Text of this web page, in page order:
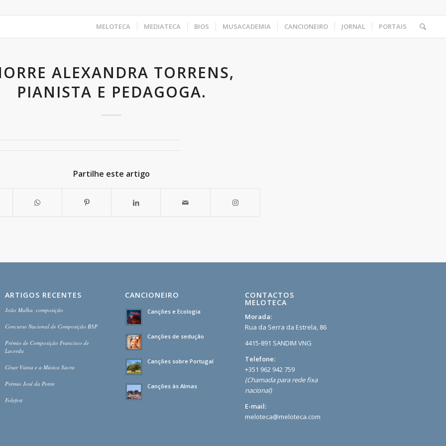
MELOTECA MEDIATECA BIOS MUSACADEMIA CANCIONEIRO JORNAL PORTAIS
ALEXANDRA TORRENS,
PIANISTA E PEDAGOGA.
Partilhe este artigo
ARTIGOS RECENTES
João Malha, composição
Concurso Nacional de Composição BSP
Prémio de Composição Francisco de
Lacerda
César Viana e a Música Sacra
Prémio José da Ponte
Folefest
CANCIONEIRO
Canções e Ecologia
Canções de sedução
Canções sobre Portugal
Canções às Almas
CONTACTOS
MELOTECA
Morada:
Rua da Serra da Estrela, 86
4415-891 SANDIM VNG
Telefone:
+351 962 942 759
(Chamada para rede fixa
nacional)
E-mail:
meloteca@meloteca.com